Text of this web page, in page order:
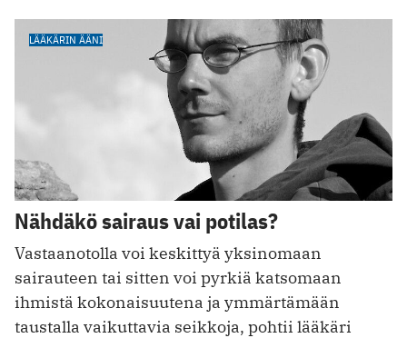
LÄÄKÄRIN ÄÄNI
Nähdäkö sairaus vai potilas?
Vastaanotolla voi keskittyä yksinomaan
sairauteen tai sitten voi pyrkiä katsomaan
ihmistä kokonaisuutena ja ymmärtämään
taustalla vaikuttavia seikkoja, pohtii lääkäri